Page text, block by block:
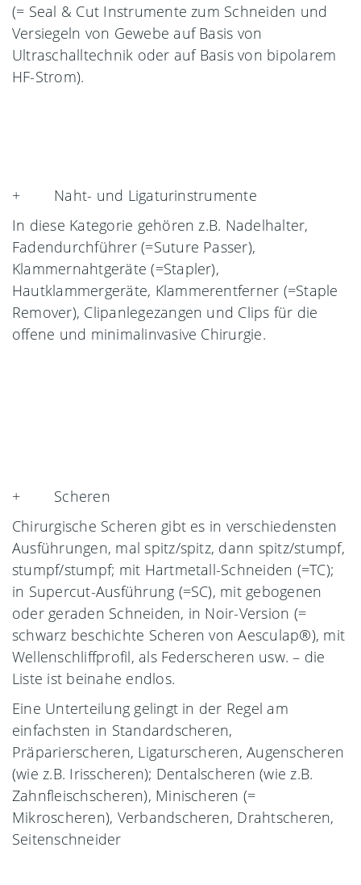
(= Seal & Cut Instrumente zum Schneiden und
Versiegeln von Gewebe auf Basis von
Ultraschalltechnik oder auf Basis von bipolarem
HF-Strom).
+ Naht- und Ligaturinstrumente
In diese Kategorie gehören z.B. Nadelhalter,
Fadendurchführer (=Suture Passer),
Klammernahtgeräte (=Stapler),
Hautklammergeräte, Klammerentferner (=Staple
Remover), Clipanlegezangen und Clips für die
offene und minimalinvasive Chirurgie.
+ Scheren
Chirurgische Scheren gibt es in verschiedensten
Ausführungen, mal spitz/spitz, dann spitz/stumpf,
stumpf/stumpf; mit Hartmetall-Schneiden (=TC);
in Supercut-Ausführung (=SC), mit gebogenen
oder geraden Schneiden, in Noir-Version (=
schwarz beschichte Scheren von Aesculap®), mit
Wellenschliffprofil, als Federscheren usw. – die
Liste ist beinahe endlos.
Eine Unterteilung gelingt in der Regel am
einfachsten in Standardscheren,
Präparierscheren, Ligaturscheren, Augenscheren
(wie z.B. Irisscheren); Dentalscheren (wie z.B.
Zahnfleischscheren), Minischeren (=
Mikroscheren), Verbandscheren, Drahtscheren,
Seitenschneider